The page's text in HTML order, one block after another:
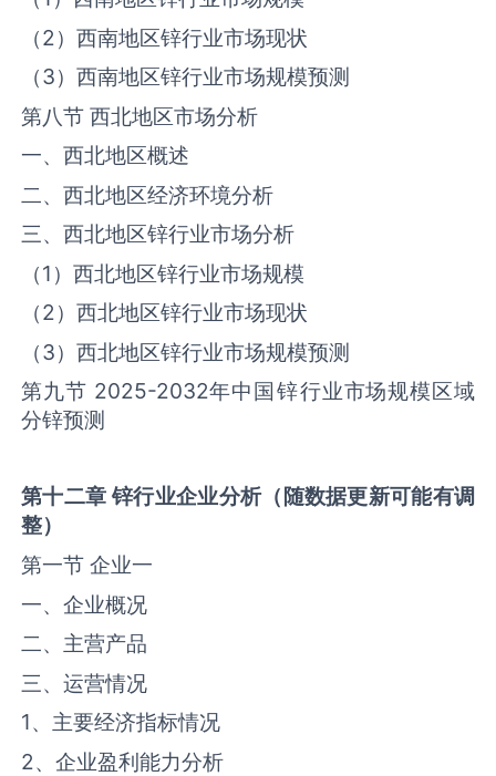
（2）西南地区‌锌‌行业市场现状
（3）西南地区‌锌‌行业市场规模预测
第八节 西北地区市场分析
一、西北地区概述
二、西北地区经济环境分析
三、西北地区‌锌‌行业市场分析
（1）西北地区‌锌‌行业市场规模
（2）西北地区‌锌‌行业市场现状
（3）西北地区‌锌‌行业市场规模预测
第九节 2025-2032年中国‌锌‌行业市场规模区域
分锌预测
第十二章 锌行业企业分析（随数据更新可能有调
整）
第一节 企业一
一、企业概况
二、主营产品
三、运营情况
1、主要经济指标情况
2、企业盈利能力分析